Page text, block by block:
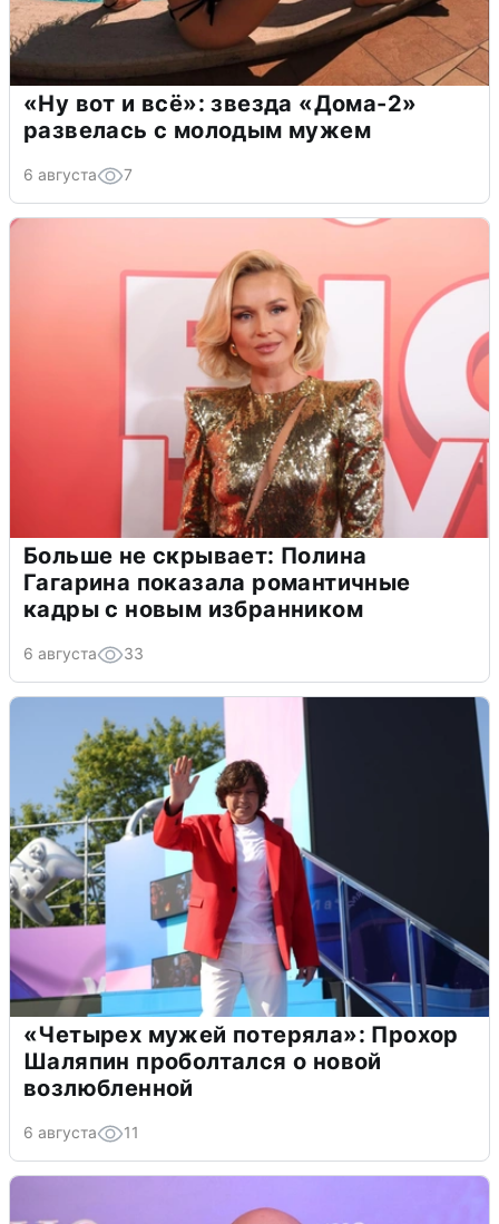
«Ну вот и всё»: звезда «Дома-2»
развелась с молодым мужем
6 августа 7
Больше не скрывает: Полина
Гагарина показала романтичные
кадры с новым избранником
6 августа 33
«Четырех мужей потеряла»: Прохор
Шаляпин проболтался о новой
возлюбленной
6 августа 11